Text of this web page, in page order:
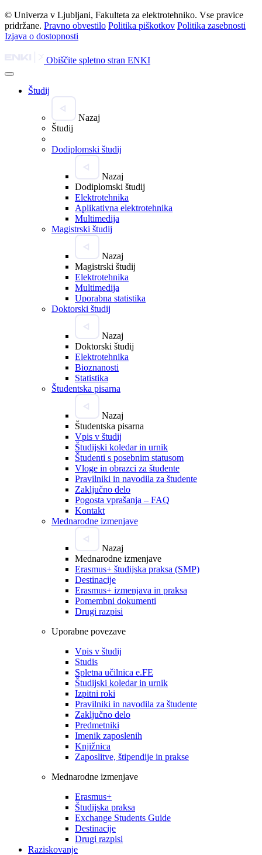
© Univerza v Ljubljani, Fakulteta za elektrotehniko. Vse pravice
pridržane. Pravno obvestilo Politika piškotkov Politika zasebnosti
Izjava o dostopnosti
Obiščite spletno stran ENKI
Študij
Nazaj
Študij
Dodiplomski študij
Nazaj
Dodiplomski študij
Elektrotehnika
Aplikativna elektrotehnika
Multimedija
Magistrski študij
Nazaj
Magistrski študij
Elektrotehnika
Multimedija
Uporabna statistika
Doktorski študij
Nazaj
Doktorski študij
Elektrotehnika
Bioznanosti
Statistika
Študentska pisarna
Nazaj
Študentska pisarna
Vpis v študij
Študijski koledar in urnik
Študenti s posebnim statusom
Vloge in obrazci za študente
Pravilniki in navodila za študente
Zaključno delo
Pogosta vprašanja – FAQ
Kontakt
Mednarodne izmenjave
Nazaj
Mednarodne izmenjave
Erasmus+ študijska praksa (SMP)
Destinacije
Erasmus+ izmenjava in praksa
Pomembni dokumenti
Drugi razpisi
Uporabne povezave
Vpis v študij
Studis
Spletna učilnica e.FE
Študijski koledar in urnik
Izpitni roki
Pravilniki in navodila za študente
Zaključno delo
Predmetniki
Imenik zaposlenih
Knjižnica
Zaposlitve, štipendije in prakse
Mednarodne izmenjave
Erasmus+
Študijska praksa
Exchange Students Guide
Destinacije
Drugi razpisi
Raziskovanje